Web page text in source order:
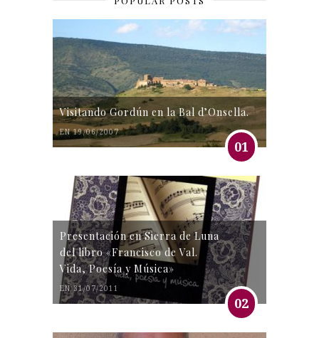
Visitando Gordún en la Bal d’Onsella.
EN 19/06/2007
01
Presentación en Sierra de Luna
del libro «Francisco de Val.
Vida, Poesía y Música»
EN 31/07/2011
02